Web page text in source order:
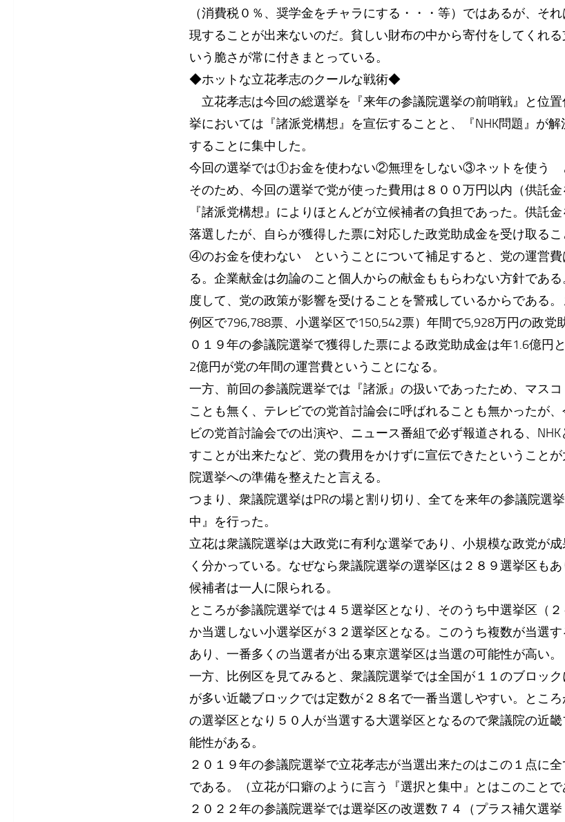
（消費税０％、奨学金をチャラにする・・・等）ではあるが、そ
現することが出来ないのだ。貧しい財布の中から寄付をしてくれ
いう脆さが常に付きまとっている。
◆ホットな立花孝志のクールな戦術◆
立花孝志は今回の総選挙を『来年の参議院選挙の前哨戦』と位
挙においては『諸派党構想』を宣伝することと、『NHK問題』が
することに集中した。
今回の選挙では①お金を使わない②無理をしない③ネットを使う
そのため、今回の選挙で党が使った費用は８００万円以内（供託
『諸派党構想』によりほとんどが立候補者の負担であった。供託
落選したが、自らが獲得した票に対応した政党助成金を受け取るこ
④のお金を使わない ということについて補足すると、党の運営費
る。企業献金は勿論のこと個人からの献金ももらわない方針であ
度して、党の政策が影響を受けることを警戒しているからである
例区で796,788票、小選挙区で150,542票）年間で5,928万円の政党
０１９年の参議院選挙で獲得した票による政党助成金は年1.6億円
2億円が党の年間の運営費ということになる。
一方、前回の参議院選挙では『諸派』の扱いであったため、マス
ことも無く、テレビでの党首討論会に呼ばれることも無かったが
ビの党首討論会での出演や、ニュース番組で必ず報道される、
すことが出来たなど、党の費用をかけずに宣伝できたということ
院選挙への準備を整えたと言える。
つまり、衆議院選挙はPRの場と割り切り、全てを来年の参議院選
中』を行った。
立花は衆議院選挙は大政党に有利な選挙であり、小規模な政党が
く分かっている。なぜなら衆議院選挙の選挙区は２８９選挙区も
候補者は一人に限られる。
ところが参議院選挙では４５選挙区となり、そのうち中選挙区（
か当選しない小選挙区が３２選挙区となる。このうち複数が当選
あり、一番多くの当選者が出る東京選挙区は当選の可能性が高い。
一方、比例区を見てみると、衆議院選挙では全国が１１のブロッ
が多い近畿ブロックでは定数が２８名で一番当選しやすい。とこ
の選挙区となり５０人が当選する大選挙区となるので衆議院の近
能性がある。
２０１９年の参議院選挙で立花孝志が当選出来たのはこの１点に
である。（立花が口癖のように言う『選択と集中』とはこのことで
２０２２年の参議院選挙では選挙区の改選数７４（プラス補欠選